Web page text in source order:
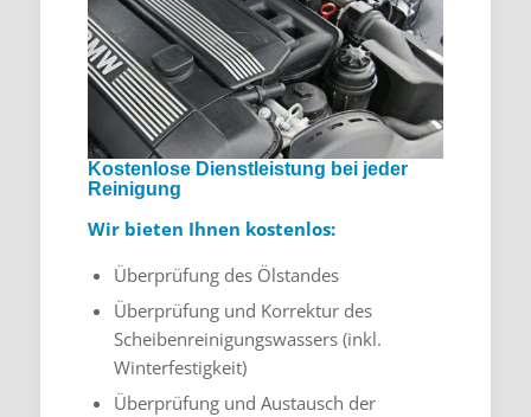
Kostenlose Dienstleistung bei jeder
Reinigung
Wir bieten Ihnen kostenlos:
Überprüfung des Ölstandes
Überprüfung und Korrektur des
Scheibenreinigungswassers (inkl.
Winterfestigkeit)
Überprüfung und Austausch der